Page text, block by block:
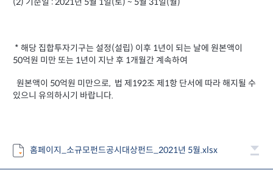
(2) 기준일 :2021년 5월 1일(토) ~ 5월 31일(월)
* 해당 집합투자기구는 설정(설립) 이후 1년이 되는 날에 원본액이
50억원 미만 또는 1년이 지난 후 1개월간 계속하여
원본액이 50억원 미만으로, 법 제192조 제1항 단서에 따라 해지될 수
있으니 유의하시기 바랍니다.
홈페이지_소규모펀드공시대상펀드_2021년 5월.xlsx